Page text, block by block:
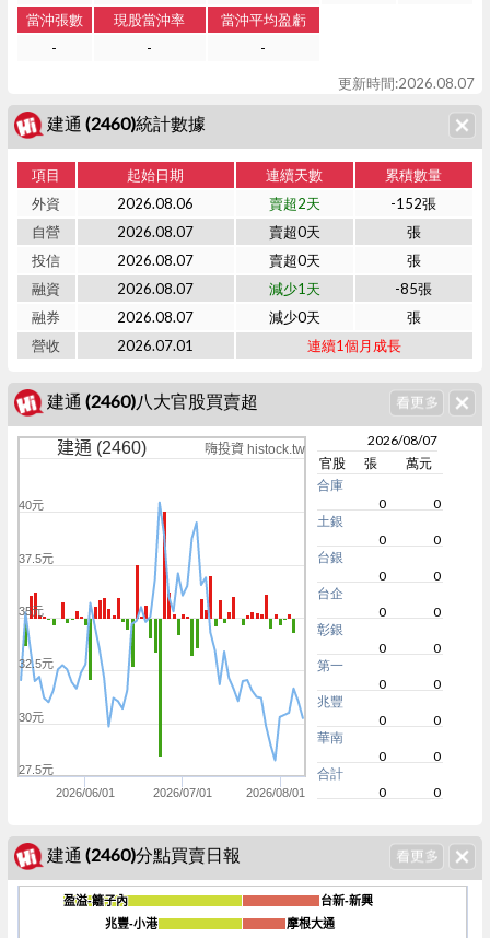
當沖張數 現股當沖率
當沖平均盈虧
-
-
-
更新時間:2026.08.07
建通 (2460)統計數據
項目 起始日期 連續天數
累積數量
外資
2026.08.06 賣超2天
-152張
自營
2026.08.07 賣超0天
張
投信
2026.08.07 賣超0天
張
融資
2026.08.07 減少1天
-85張
融券
2026.08.07 減少0天
張
營收
2026.07.01 連續1個月成長
建通 (2460)八大官股買賣超
建通 (2460) 嗨投資 histock.tw
2026/06/01 2026/07/01 2026/08/01
27.5元
30元
32.5元
35元
37.5元
40元
2026/08/07
官股
張
萬元
合庫
0
0
土銀
0
0
台銀
0
0
台企
0
0
彰銀
0
0
第一
0
0
兆豐
0
0
華南
0
0
合計
0
0
建通 (2460)分點買賣日報
台新-新興
台新-新興
摩根大通
摩根大通
盈溢-籬子內
盈溢-籬子內
兆豐-小港
兆豐-小港